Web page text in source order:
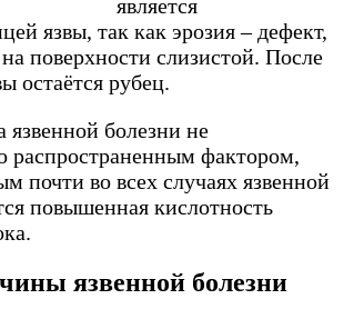
является
язвы, так как эрозия – дефект,
поверхности слизистой. После
остаётся рубец.
язвенной болезни не
распространенным фактором,
почти во всех случаях язвенной
повышенная кислотность
язвенной болезни